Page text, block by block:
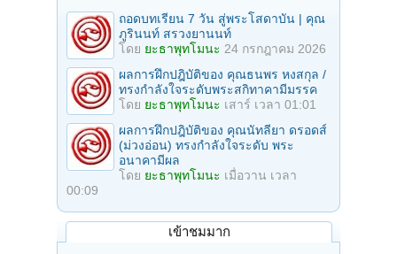
ถอดบทเรียน 7 วัน สู่พระโสดาบัน | คุณ
ภูรินนท์ สรวงยานนท์
โดย ยะธาพุทโมนะ 24 กรกฎาคม 2026
ผลการฝึกปฎิบัติของ คุณธนพร หงสกุล /
ทรงกำลังใจระดับพระสกิทาคามีมรรค
โดย ยะธาพุทโมนะ เสาร์ เวลา 01:01
ผลการฝึกปฎิบัติของ คุณนัทลียา ดรอดส์
(ม่วงอ่อน) ทรงกำลังใจระดับ พระ
อนาคามีผล
โดย ยะธาพุทโมนะ เมื่อวาน เวลา
00:09
เข้าชมมาก